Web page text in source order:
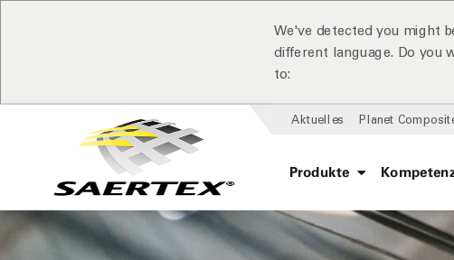
We've detected you might
different language. Do you
to:
Aktuelles Planet
Produkte